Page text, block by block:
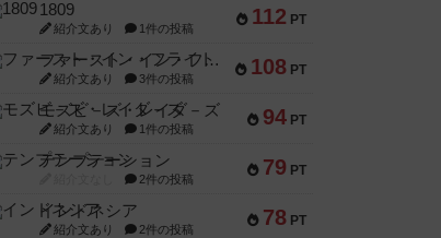
112 PT
1809
紹介文あり 1件の投稿
108 PT
ファースト・イン・フライト
紹介文あり 3件の投稿
94 PT
モズビ－ズ・レイダ－ズ
紹介文あり 1件の投稿
79 PT
テンプテーション
2件の投稿
78 PT
インドネシア
紹介文あり 2件の投稿